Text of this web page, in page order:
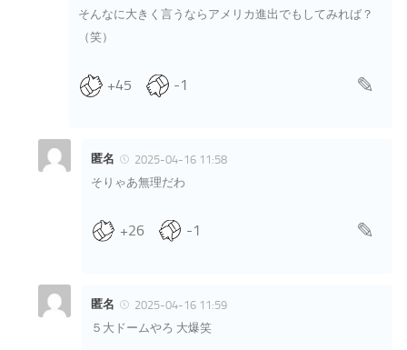
そんなに大きく言うならアメリカ進出でもしてみれば？
（笑）
+45 -1
匿名
2025-04-16 11:58
そりゃあ無理だわ
+26 -1
匿名
2025-04-16 11:59
５大ドームやろ 大爆笑